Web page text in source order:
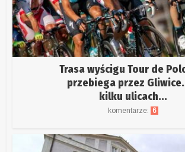
Trasa wyścigu Tour de
przebiega przez Gliwice.
kilku ulicach...
komentarze: 6